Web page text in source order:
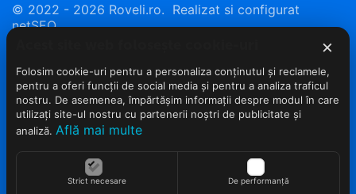
© 2022 - 2026 Roveli.ro. Realizat si configurat
netSEO
×
Folosim cookie-uri pentru a personaliza conținutul și reclamele,
pentru a oferi funcții de social media și pentru a analiza traficul
nostru. De asemenea, împărtășim informații despre modul în care
utilizați site-ul nostru cu partenerii noștri de publicitate și
analiză. Află mai multe
Strict necesare De performanță